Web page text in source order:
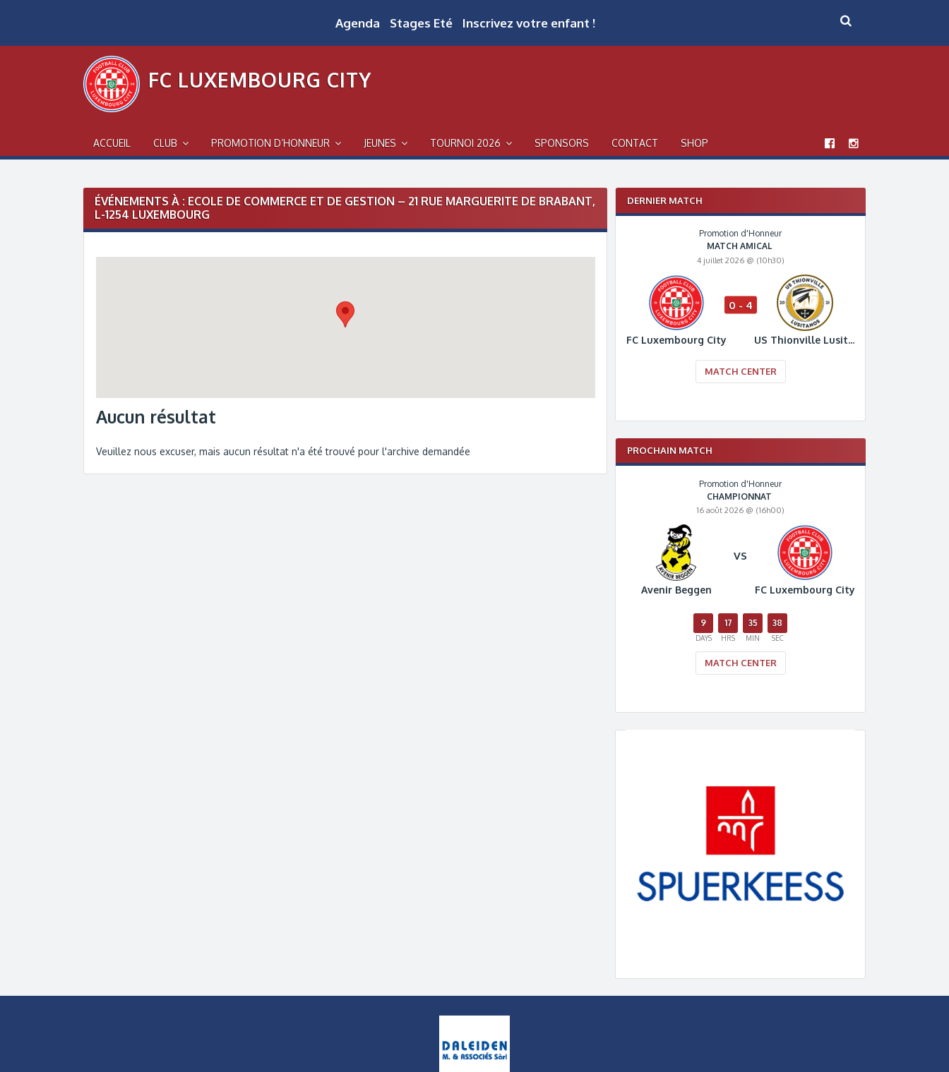
Agenda Stages Eté Inscrivez votre enfant !
FC LUXEMBOURG CITY
ACCUEIL CLUB PROMOTION D’HONNEUR JEUNES TOURNOI 2026 SPONSORS CONTACT SHOP
ÉVÉNEMENTS À : ECOLE DE COMMERCE ET DE GESTION – 21 RUE MARGUERITE DE BRABANT,
L-1254 LUXEMBOURG
Aucun résultat
Veuillez nous excuser, mais aucun résultat n'a été trouvé pour l'archive demandée
DERNIER MATCH
Promotion d'Honneur
MATCH AMICAL
4 juillet 2026 @ (10h30)
FC Luxembourg City
0 - 4
US Thionville Lusitanos
MATCH CENTER
PROCHAIN MATCH
Promotion d'Honneur
CHAMPIONNAT
16 août 2026 @ (16h00)
Avenir Beggen
VS
FC Luxembourg City
9
DAYS
17
HRS
35
MIN
38
SEC
MATCH CENTER